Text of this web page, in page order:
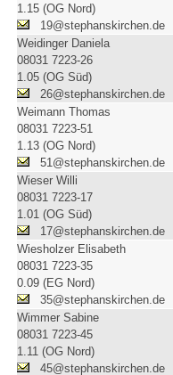
1.15 (OG Nord)
19@stephanskirchen.de
Weidinger Daniela
08031 7223-26
1.05 (OG Süd)
26@stephanskirchen.de
Weimann Thomas
08031 7223-51
1.13 (OG Nord)
51@stephanskirchen.de
Wieser Willi
08031 7223-17
1.01 (OG Süd)
17@stephanskirchen.de
Wiesholzer Elisabeth
08031 7223-35
0.09 (EG Nord)
35@stephanskirchen.de
Wimmer Sabine
08031 7223-45
1.11 (OG Nord)
45@stephanskirchen.de